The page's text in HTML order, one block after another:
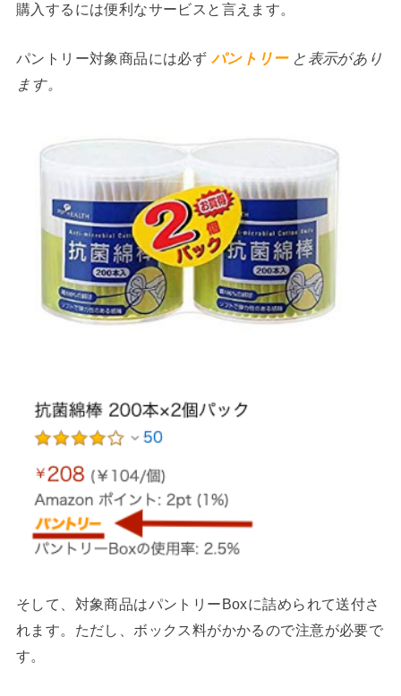
購入するには便利なサービスと言えます。
パントリー対象商品には必ず パントリー と表示があり
ます。
そして、対象商品はパントリーBoxに詰められて送付さ
れます。ただし、ボックス料がかかるので注意が必要で
す。